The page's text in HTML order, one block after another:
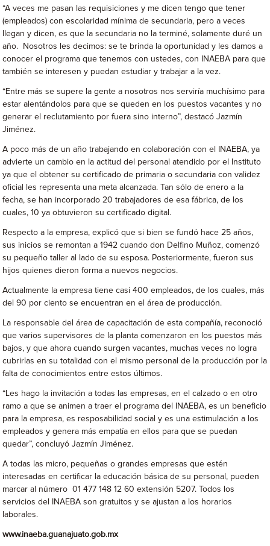
“A veces me pasan las requisiciones y me dicen tengo que tener
(empleados) con escolaridad mínima de secundaria, pero a veces
llegan y dicen, es que la secundaria no la terminé, solamente duré un
año. Nosotros les decimos: se te brinda la oportunidad y les damos a
conocer el programa que tenemos con ustedes, con INAEBA para que
también se interesen y puedan estudiar y trabajar a la vez.
“Entre más se supere la gente a nosotros nos serviría muchísimo para
estar alentándolos para que se queden en los puestos vacantes y no
generar el reclutamiento por fuera sino interno”, destacó Jazmín
Jiménez.
A poco más de un año trabajando en colaboración con el INAEBA, ya
advierte un cambio en la actitud del personal atendido por el Instituto
ya que el obtener su certificado de primaria o secundaria con validez
oficial les representa una meta alcanzada. Tan sólo de enero a la
fecha, se han incorporado 20 trabajadores de esa fábrica, de los
cuales, 10 ya obtuvieron su certificado digital.
Respecto a la empresa, explicó que si bien se fundó hace 25 años,
sus inicios se remontan a 1942 cuando don Delfino Muñoz, comenzó
su pequeño taller al lado de su esposa. Posteriormente, fueron sus
hijos quienes dieron forma a nuevos negocios.
Actualmente la empresa tiene casi 400 empleados, de los cuales, más
del 90 por ciento se encuentran en el área de producción.
La responsable del área de capacitación de esta compañía, reconoció
que varios supervisores de la planta comenzaron en los puestos más
bajos, y que ahora cuando surgen vacantes, muchas veces no logra
cubrirlas en su totalidad con el mismo personal de la producción por la
falta de conocimientos entre estos últimos.
“Les hago la invitación a todas las empresas, en el calzado o en otro
ramo a que se animen a traer el programa del INAEBA, es un beneficio
para la empresa, es resposabilidad social y es una estimulación a los
empleados y genera más empatía en ellos para que se puedan
quedar”, concluyó Jazmín Jiménez.
A todas las micro, pequeñas o grandes empresas que estén
interesadas en certificar la educación básica de su personal, pueden
marcar al número 01 477 148 12 60 extensión 5207. Todos los
servicios del INAEBA son gratuitos y se ajustan a los horarios
laborales.
www.inaeba.guanajuato.gob.mx